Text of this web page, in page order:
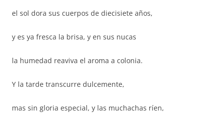
el sol dora sus cuerpos de diecisiete años,
y es ya fresca la brisa, y en sus nucas
la humedad reaviva el aroma a colonia.
Y la tarde transcurre dulcemente,
mas sin gloria especial, y las muchachas ríen,